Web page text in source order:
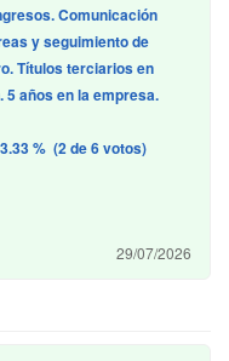
Comunicación
y seguimiento de
Títulos terciarios en
años en la empresa.
% (2 de 6 votos)
29/07/2026